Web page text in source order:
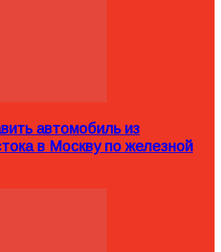
автомобиль из
в Москву по железной